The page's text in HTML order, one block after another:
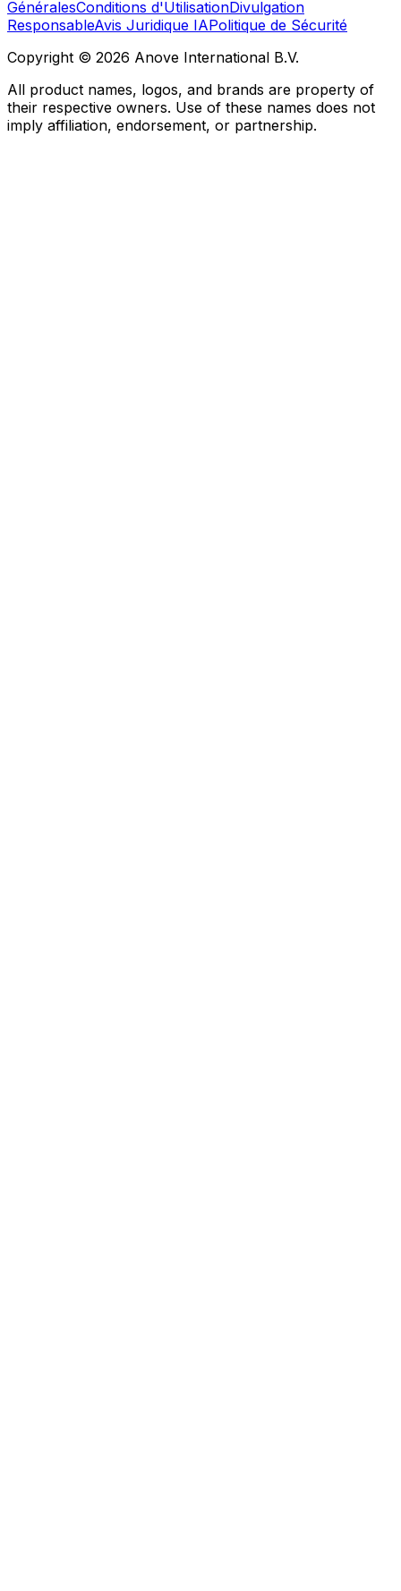
GénéralesConditions d'UtilisationDivulgation
ResponsableAvis Juridique IAPolitique de Sécurité
Copyright © 2026 Anove International B.V.
All product names, logos, and brands are property of
their respective owners. Use of these names does not
imply affiliation, endorsement, or partnership.